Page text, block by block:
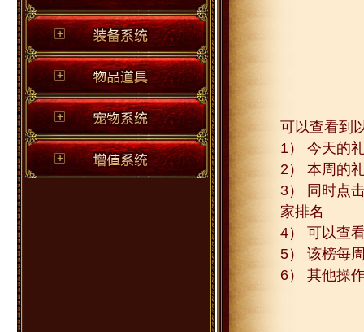
可以查看到
1） 今天的
2） 本周的
3） 同时点
家排名
4） 可以查
5） 该榜每
6） 其他操